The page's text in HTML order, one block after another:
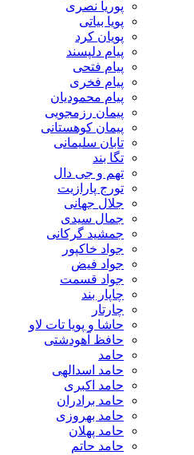
پوریا نصری
پویا بیاتی
پویان کرد
پیام دلپسند
پیام فتحی
پیام فخری
پیام محمودیان
پیمان رزمجویی
پیمان کوهستانی
تابان سلیمانی
تگا بند
تهم و جی دال
تورج پارازیت
جلال جهانی
جمال سیدی
جمشید گرکانی
جواد خاکپور
جواد فیض
جواد قسمت
چاپار بند
چارتار
حاشا و پویا تات لاو
حافظ آهودشتی
حامد
حامد اسدالهی
حامد اکبری
حامد برادران
حامد بهروزی
حامد پهلان
حامد حاتم